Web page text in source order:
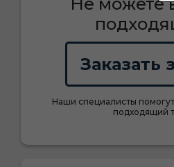
Заказать
Наши специалисты
подходящий